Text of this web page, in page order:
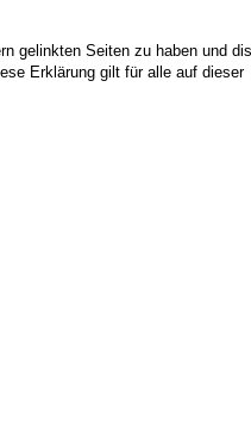
gelinkten Seiten zu haben und
Erklärung gilt für alle auf dieser